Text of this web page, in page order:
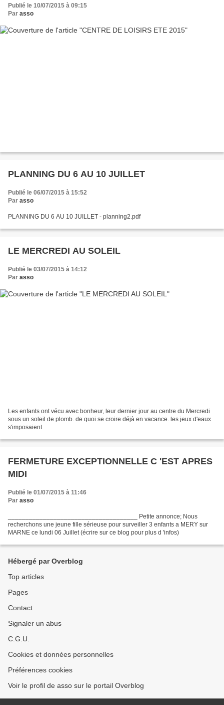
Publié le 10/07/2015 à 09:15
Par asso
PLANNING DU 6 AU 10 JUILLET
Publié le 06/07/2015 à 15:52
Par asso
PLANNING DU 6 AU 10 JUILLET - planning2.pdf
LE MERCREDI AU SOLEIL
Publié le 03/07/2015 à 14:12
Par asso
Les enfants ont vécu avec bonheur, leur dernier jour au centre du Mercredi
sous un soleil de plomb. de quoi se croire déjà en vacance. les jeux d'eaux
s'imposaient
FERMETURE EXCEPTIONNELLE C 'EST APRES
MIDI
Publié le 01/07/2015 à 11:46
Par asso
_____________________________________ Petite annonce; Nous
recherchons une jeune fille sérieuse pour surveiller 3 enfants a MERY sur
MARNE ce lundi 06 Juillet (écrire sur ce blog pour plus d 'infos)
Hébergé par Overblog
Top articles
Pages
Contact
Signaler un abus
C.G.U.
Cookies et données personnelles
Préférences cookies
Voir le profil de asso sur le portail Overblog